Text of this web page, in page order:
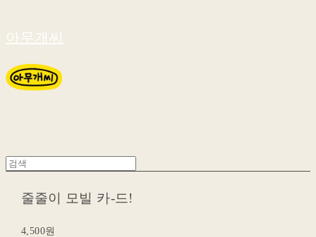
아무개씨
줄줄이 모빌 카-드!
4,500원